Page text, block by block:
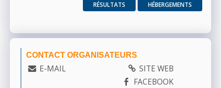
RÉSULTATS
HÉBERGEMENTS
CONTACT ORGANISATEURS
E-MAIL
SITE WEB
FACEBOOK